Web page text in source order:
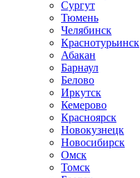
Сургут
Тюмень
Челябинск
Краснотурьинск
Абакан
Барнаул
Белово
Иркутск
Кемерово
Красноярск
Новокузнецк
Новосибирск
Омск
Томск